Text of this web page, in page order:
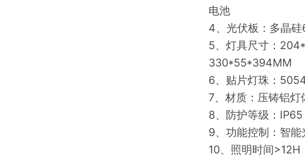
电池
4、光伏板：多晶
5、灯具尺寸：
330*55*394MM
6、贴片灯珠：
7、材质：压铸铝
8、防护等级：IP65
9、功能控制：智
10、照明时间>12H